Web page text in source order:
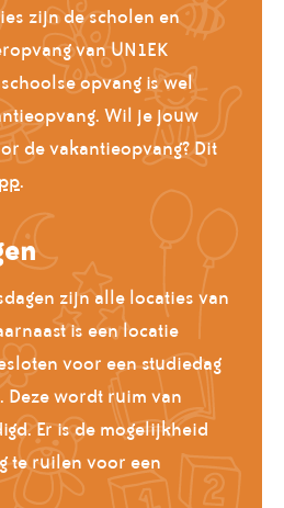
zijn de scholen en
van UN1EK
opvang is wel
Wil je jouw
de vakantieopvang? Dit
.
zijn alle locaties van
is een locatie
voor een studiedag
wordt ruim van
Er is de mogelijkheid
te ruilen voor een